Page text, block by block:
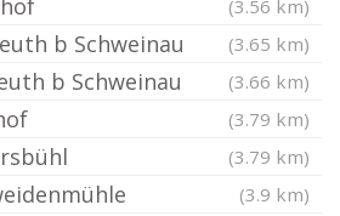
(3.56 km)
b Schweinau (3.65 km)
b Schweinau (3.66 km)
(3.79 km)
(3.79 km)
(3.9 km)